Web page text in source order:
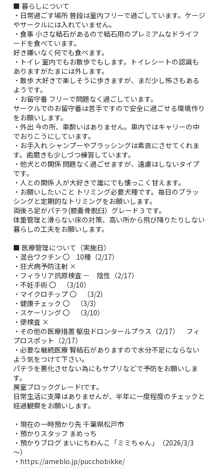
■ 暮らしについて
・日常過ごす場所 普段は室内フリーで過ごしています。ケージ
やサークルには入れていません。
・食事 小さな結石があるので結石用のプレミアムなドライフ
ードを食べています。
好き嫌いなく何でも食べます。
・トイレ 室内でもお散歩でもします。トイレシートの認識も
ありますがたまには外します。
・散歩 大好きで楽しそうに歩きますが、まだ少し怖さもある
ようです。
・お留守番 フリーで問題なく過ごしています。
サークルでのお留守番は苦手ですので安全に過ごせる環境作り
をお願いします。
・外出 今の所、車酔いはありません。車内ではキャリーの中
でおりこうにしています。
・お手入れ シャンプーやブラッシングは素直にさせてくれま
す。歯磨きも少しづつ練習しています。
・他犬との関係 問題なく過ごせますが、遠慮はしないタイプ
です。
・人との関係 人が大好きで誰にでも懐っこく甘えます。
・お願いしたいこと トリミング必要犬種です。毎日のブラッ
シングと定期的なトリミングをお願いします。
両後ろ足がパテラ(膝蓋骨脱臼）グレード３です。
体重管理と滑らない床の対策、高い所から飛び降りたりしない
暮らしの工夫をお願いします。
■ 医療管理について（実施日）
・混合ワクチン 〇 10種（2/17）
・狂犬病予防注射 ×
・フィラリア抗原検査 － 陰性（2/17）
・不妊手術 〇 （3/10）
・マイクロチップ 〇 （3/2）
・健康チェック 〇 （3/3）
・スケーリング 〇 （3/10）
・便検査 ×
・その他の医療措置 駆虫ドロンタールプラス（2/17） フィ
プロスポット（2/17）
・必要な継続医療 腎結石がありますので水分不足にならない
よう気をつけて下さい。
パテラを悪化させない為にもサプリなどで予防をお願いしま
す。
房室ブロックグレードⅠです。
日常生活に支障はありませんが、半年に一度程度のチェックと
経過観察をお願いします。
・現在の一時預かり先 千葉県松戸市
・預かりスタッフ まめっち
・預かりブログ まいにちわんこ「ミミちゃん」（2026/3/3
～）
・ https://ameblo.jp/pucchobikke/